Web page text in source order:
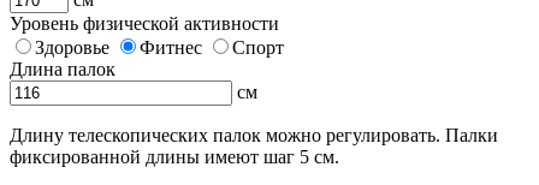
Уровень физической активности
Здоровье
Фитнес
Спорт
Длина палок
см
Длину телескопических палок можно регулировать. Палки
фиксированной длины имеют шаг 5 см.